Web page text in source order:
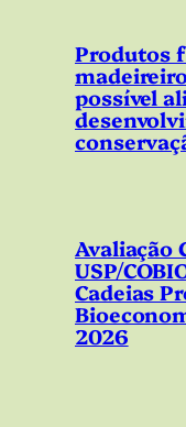
Produtos
possível
Avaliação
USP/
Cadeias
2026